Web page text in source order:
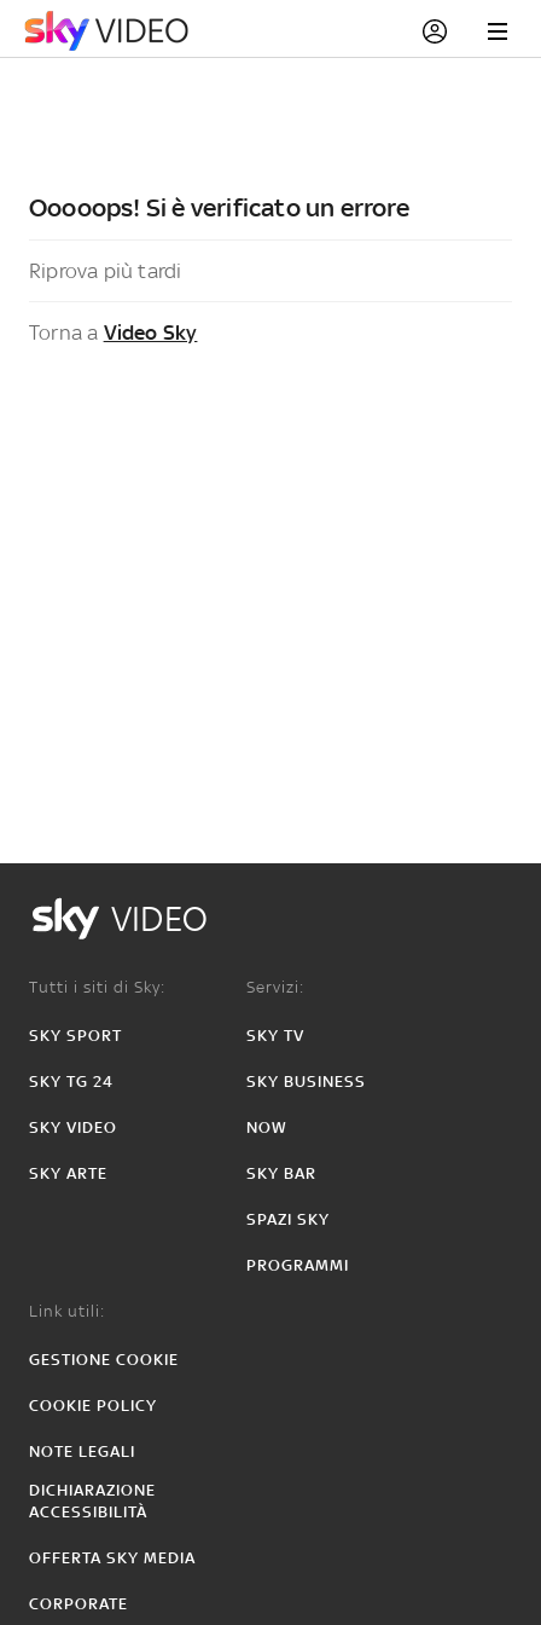
Ooooops! Si è verificato un errore
Riprova più tardi
Torna a Video Sky
VIDEO
Tutti i siti di Sky:
SKY SPORT
SKY TG 24
SKY VIDEO
SKY ARTE
Servizi:
SKY TV
SKY BUSINESS
NOW
SKY BAR
SPAZI SKY
PROGRAMMI
Link utili:
GESTIONE COOKIE
COOKIE POLICY
NOTE LEGALI
DICHIARAZIONE
ACCESSIBILITÀ
OFFERTA SKY MEDIA
CORPORATE